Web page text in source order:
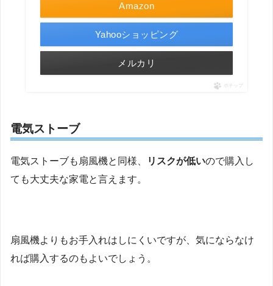
Amazon
Yahooショッピング
メルカリ
ポチップ
電気ストーブ
電気ストーブも扇風機と同様、 リスクが低いので購入し
ても大丈夫な家電と言えます。
扇風機よりもお手入れはしにくいですが、気にならなけ
れば購入するのもよいでしょう。